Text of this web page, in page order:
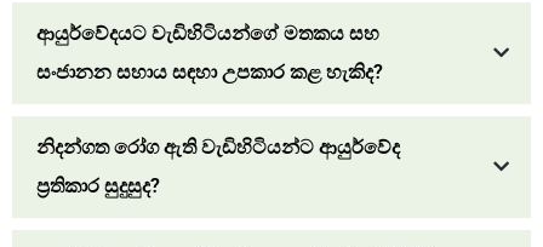
ආයුර්වේදයට වැඩිහිටියන්ගේ මතකය සහ
සංජානන සහාය සඳහා උපකාර කළ හැකිද?
නිදන්ගත රෝග ඇති වැඩිහිටියන්ට ආයුර්වේද
ප්‍රතිකාර සුදුසුද?